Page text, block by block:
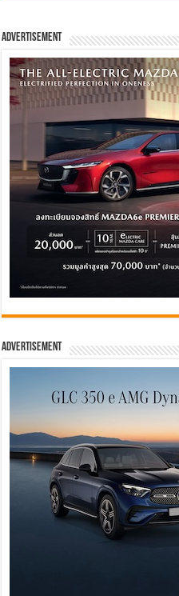
Advertisement
Advertisement